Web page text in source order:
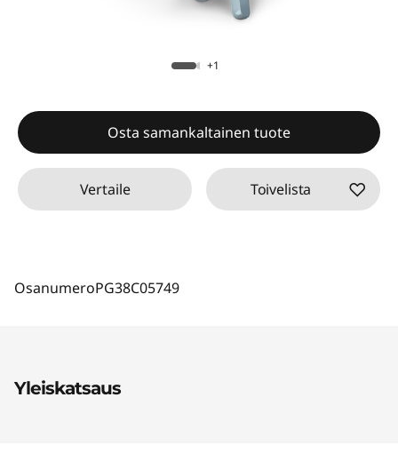
+1
Osta samankaltainen tuote
Vertaile Toivelista
OsanumeroPG38C05749
Yleiskatsaus